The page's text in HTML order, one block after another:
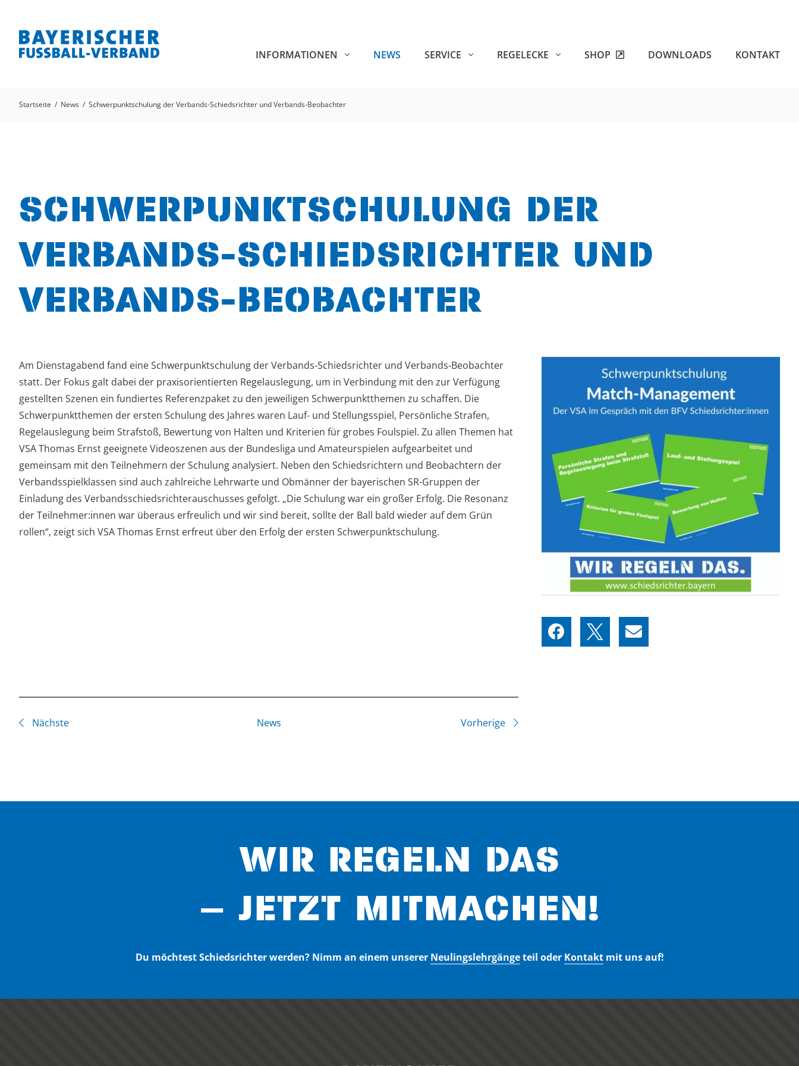
INFORMATIONEN NEWS SERVICE REGELECKE SHOP DOWNLOADS KONTAKT
Startseite News Schwerpunktschulung der Verbands-Schiedsrichter und Verbands-Beobachter
SCHWERPUNKTSCHULUNG DER
VERBANDS-SCHIEDSRICHTER UND
VERBANDS-BEOBACHTER
Am Dienstagabend fand eine Schwerpunktschulung der Verbands-Schiedsrichter und Verbands-Beobachter
statt. Der Fokus galt dabei der praxisorientierten Regelauslegung, um in Verbindung mit den zur Verfügung
gestellten Szenen ein fundiertes Referenzpaket zu den jeweiligen Schwerpunktthemen zu schaffen. Die
Schwerpunktthemen der ersten Schulung des Jahres waren Lauf- und Stellungsspiel, Persönliche Strafen,
Regelauslegung beim Strafstoß, Bewertung von Halten und Kriterien für grobes Foulspiel. Zu allen Themen hat
VSA Thomas Ernst geeignete Videoszenen aus der Bundesliga und Amateurspielen aufgearbeitet und
gemeinsam mit den Teilnehmern der Schulung analysiert. Neben den Schiedsrichtern und Beobachtern der
Verbandsspielklassen sind auch zahlreiche Lehrwarte und Obmänner der bayerischen SR-Gruppen der
Einladung des Verbandsschiedsrichterauschusses gefolgt. „Die Schulung war ein großer Erfolg. Die Resonanz
der Teilnehmer:innen war überaus erfreulich und wir sind bereit, sollte der Ball bald wieder auf dem Grün
rollen“, zeigt sich VSA Thomas Ernst erfreut über den Erfolg der ersten Schwerpunktschulung.
Nächste News Vorherige
WIR REGELN DAS
– JETZT MITMACHEN!
Du möchtest Schiedsrichter werden? Nimm an einem unserer Neulingslehrgängeteil oder Kontaktmit uns auf!